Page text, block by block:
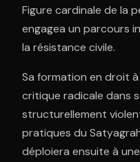
Figure cardinale de la
engagea un parcours
la résistance civile.
Sa formation en droit
critique radicale dans
structurellement
pratiques du
déploiera ensuite à